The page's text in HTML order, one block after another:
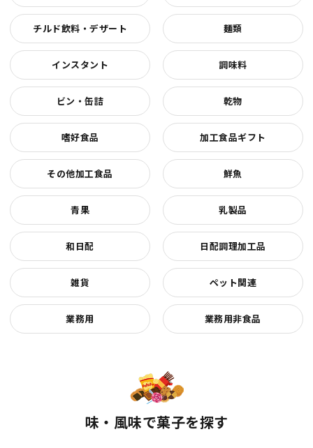
チルド飲料・デザート 麺類
インスタント 調味料
ビン・缶詰 乾物
嗜好食品 加工食品ギフト
その他加工食品 鮮魚
青果 乳製品
和日配 日配調理加工品
雑貨 ペット関連
業務用 業務用非食品
味・風味で菓子を探す